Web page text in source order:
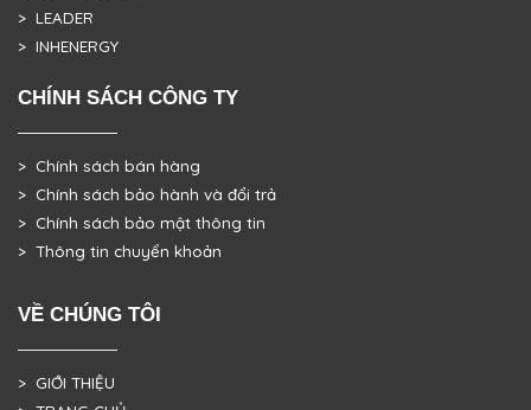
> LEADER
> INHENERGY
CHÍNH SÁCH CÔNG TY
> Chính sách bán hàng
> Chính sách bảo hành và đổi trả
> Chính sách bảo mật thông tin
> Thông tin chuyển khoản
VỀ CHÚNG TÔI
> GIỚI THIỆU